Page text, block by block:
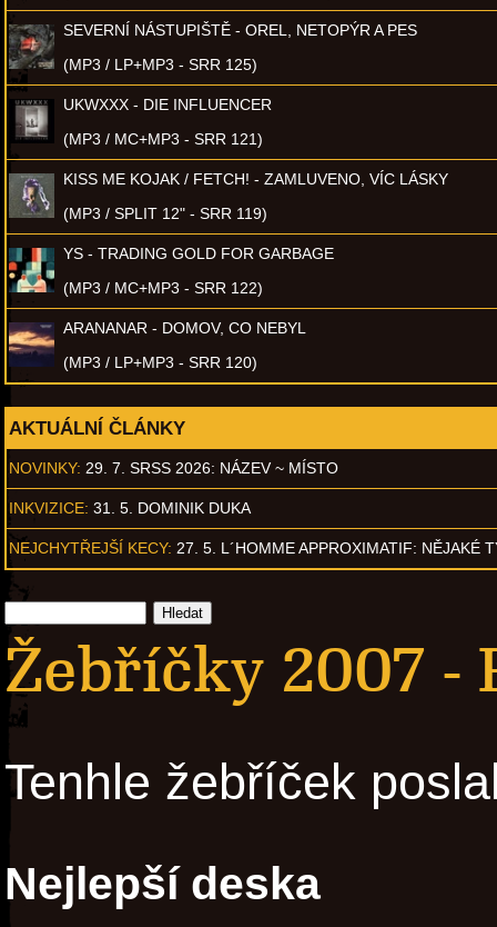
SEVERNÍ NÁSTUPIŠTĚ - OREL, NETOPÝR A PES
(MP3 / LP+MP3 - SRR 125)
UKWXXX - DIE INFLUENCER
(MP3 / MC+MP3 - SRR 121)
KISS ME KOJAK / FETCH! - ZAMLUVENO, VÍC LÁSKY
(MP3 / SPLIT 12" - SRR 119)
YS - TRADING GOLD FOR GARBAGE
(MP3 / MC+MP3 - SRR 122)
ARANANAR - DOMOV, CO NEBYL
(MP3 / LP+MP3 - SRR 120)
AKTUÁLNÍ ČLÁNKY
NOVINKY: 29. 7. SRSS 2026: NÁZEV ~ MÍSTO
INKVIZICE: 31. 5. DOMINIK DUKA
NEJCHYTŘEJŠÍ KECY: 27. 5. L´HOMME APPROXIMATIF: NĚJAKÉ
Žebříčky 2007 -
Tenhle žebříček
Nejlepší deska